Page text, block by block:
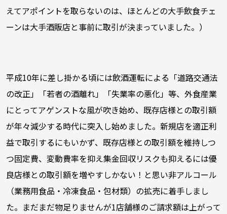
えてアポイントを取らないのは、ほとんどの大手飲食チェ
ーンは大手酒販店と事前に取引が決まっていました。）
平成10年に差し掛かる頃には飲酒運転による「道路交通法
の改正」「若者の酒離れ」「失業率の悪化」等、外食産業
にとってアゲンストな風が吹き始め、既存店様との取引額
が年々減少する時代に突入し始めました。新規店を適正利
益で取引するにもいかず、既存店様との取引額を維持しつ
つ固定費、変動費率を抑え集金回収リスクも抑えるには優
良店様との取引額を増やすしかない！と思い非アルコール
（業務用食品・冷凍食品・包材類）の拡売に着手しまし
た。まだまだ物足りませんが1店舗様のご請求額は上がって